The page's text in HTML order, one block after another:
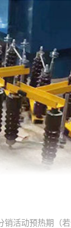
活动预热期（